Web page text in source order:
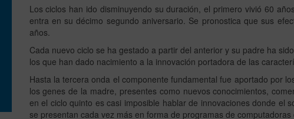
Los ciclos han ido disminuyendo su duración, el primero vivió 60
entra en su décimo segundo aniversario. Se pronostica que sus
años.
Cada nuevo ciclo se ha gestado a partir del anterior y su padre ha
los que han dado nacimiento a la innovación portadora de las
Hasta la tercera onda el componente fundamental fue aportado por
los genes de la madre, presentes como nuevos conocimientos,
en el ciclo quinto es casi imposible hablar de innovaciones donde el
se presentan cada vez más en forma de programas de